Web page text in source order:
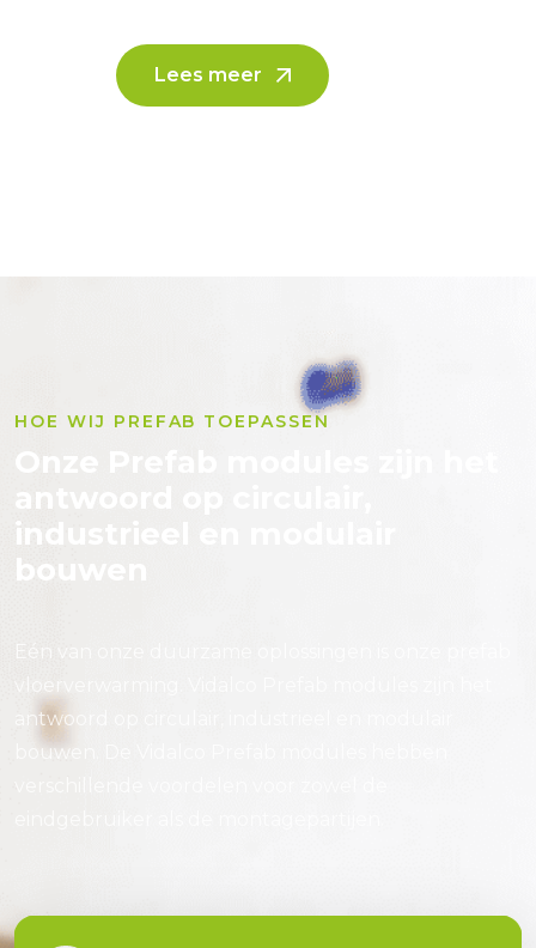
Lees meer
HOE WIJ PREFAB TOEPASSEN
Onze Prefab modules zijn het
antwoord op circulair,
industrieel en modulair
bouwen
Eén van onze duurzame oplossingen is onze prefab
vloerverwarming. Vidalco Prefab modules zijn het
antwoord op circulair, industrieel en modulair
bouwen. De Vidalco Prefab modules hebben
verschillende voordelen voor zowel de